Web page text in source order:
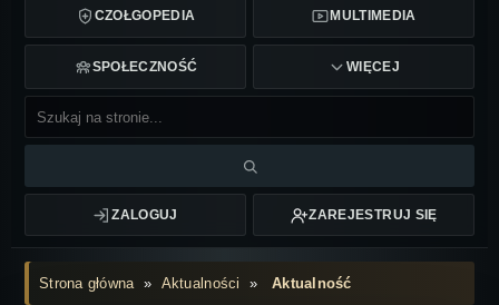
CZOŁGOPEDIA MULTIMEDIA
SPOŁECZNOŚĆ WIĘCEJ
ZALOGUJ ZAREJESTRUJ SIĘ
Strona główna» Aktualności »Aktualność